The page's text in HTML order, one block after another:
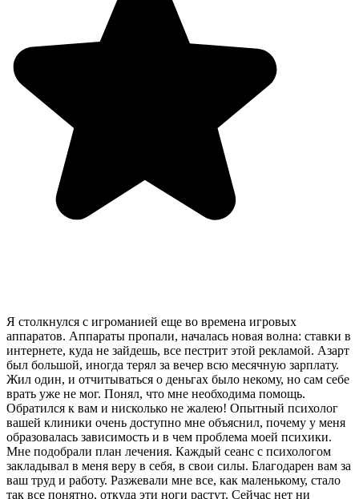
Я столкнулся с игроманией еще во времена игровых
аппаратов. Аппараты пропали, началась новая волна: ставки в
интернете, куда не зайдешь, все пестрит этой рекламой. Азарт
был большой, иногда терял за вечер всю месячную зарплату.
Жил один, и отчитываться о деньгах было некому, но сам себе
врать уже не мог. Понял, что мне необходима помощь.
Обратился к вам и нисколько не жалею! Опытный психолог
вашей клиники очень доступно мне объяснил, почему у меня
образовалась зависимость и в чем проблема моей психики.
Мне подобрали план лечения. Каждый сеанс с психологом
закладывал в меня веру в себя, в свои силы. Благодарен вам за
ваш труд и работу. Разжевали мне все, как маленькому, стало
так все понятно, откуда эти ноги растут. Сейчас нет ни